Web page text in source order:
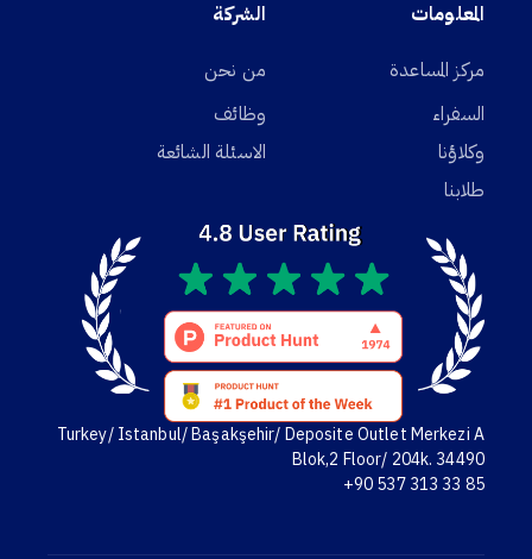
المعلومات
مركز المساعدة
السفراء
وكلاؤنا
طلابنا
الشركة
من نحن
وظائف
الاسئلة الشائعة
Turkey/ Istanbul/ Başakşehir/ Deposite Outlet Merkezi A
Blok,2 Floor/ 204k. 34490
+90 537 313 33 85